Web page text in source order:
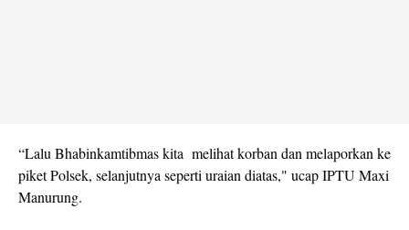
“Lalu Bhabinkamtibmas kita melihat korban dan melaporkan ke
piket Polsek, selanjutnya seperti uraian diatas," ucap IPTU Maxi
Manurung.